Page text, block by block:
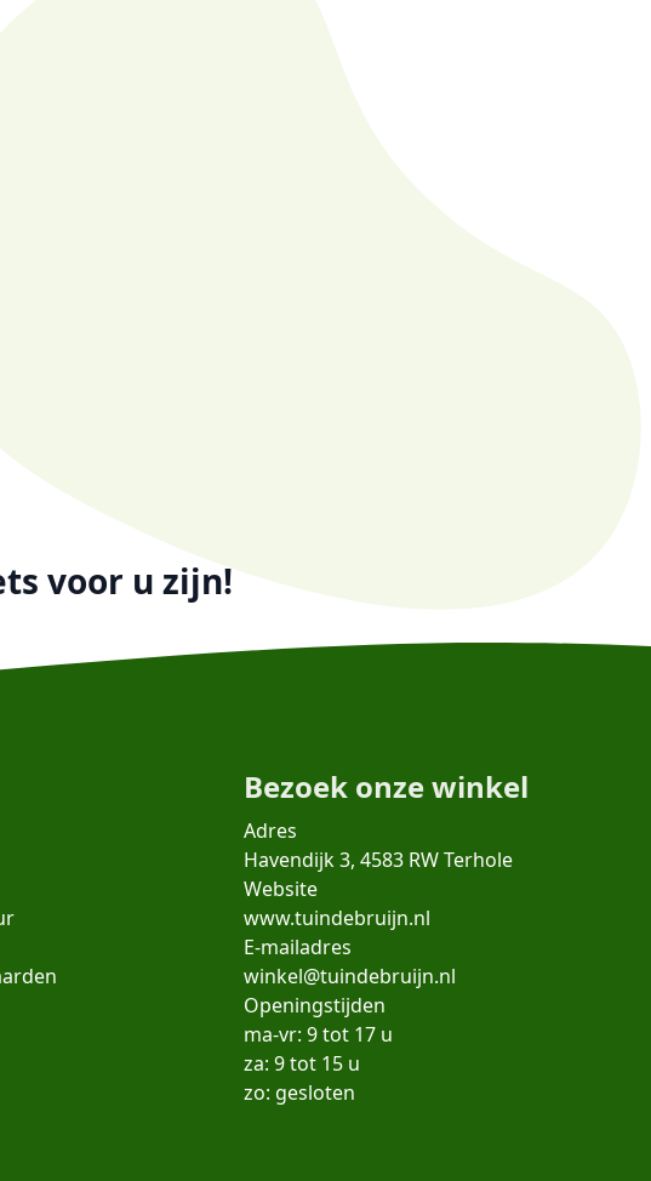
voor u zijn!
Bezoek onze winkel
Adres
Havendijk 3, 4583 RW Terhole
Website
www.tuindebruijn.nl
E-mailadres
winkel@tuindebruijn.nl
Openingstijden
ma-vr: 9 tot 17 u
za: 9 tot 15 u
zo: gesloten